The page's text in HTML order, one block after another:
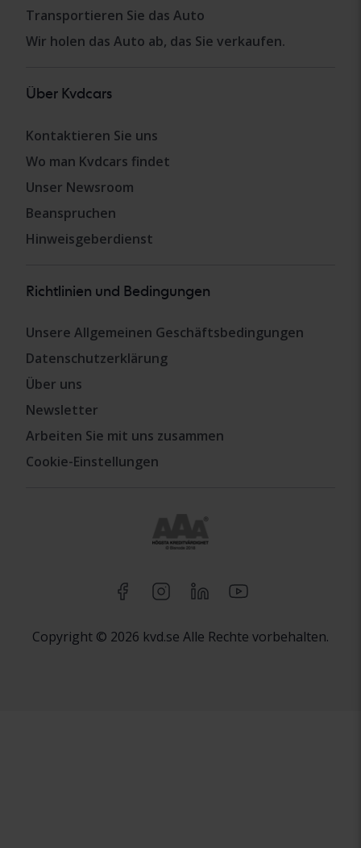
Transportieren Sie das Auto
Wir holen das Auto ab, das Sie verkaufen.
Über Kvdcars
Kontaktieren Sie uns
Wo man Kvdcars findet
Unser Newsroom
Beanspruchen
Hinweisgeberdienst
Richtlinien und Bedingungen
Unsere Allgemeinen Geschäftsbedingungen
Datenschutzerklärung
Über uns
Newsletter
Arbeiten Sie mit uns zusammen
Cookie-Einstellungen
Copyright © 2026 kvd.se Alle Rechte vorbehalten.